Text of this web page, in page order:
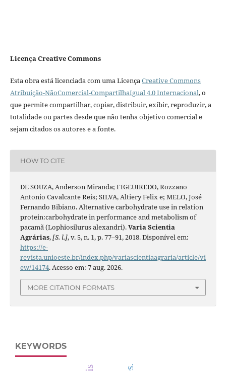
Licença Creative Commons
Esta obra está licenciada com uma LicençaCreative Commons
Atribuição-NãoComercial-CompartilhaIgual 4.0 Internacional, o
que permite compartilhar, copiar, distribuir, exibir, reproduzir, a
totalidade ou partes desde que não tenha objetivo comercial e
sejam citados os autores e a fonte.
HOW TO CITE
DE SOUZA, Anderson Miranda; FIGEUIREDO, Rozzano
Antonio Cavalcante Reis; SILVA, Altiery Felix e; MELO, José
Fernando Bibiano. Alternative carbohydrate use in relation
protein:carbohydrate in performance and metabolism of
pacamã (Lophiosilurus alexandri).Varia Scientia
Agrárias,[S. l.], v. 5, n. 1, p. 77–91, 2018. Disponível em:
https://e-
revista.unioeste.br/index.php/variascientiaagraria/article/vi
ew/14174. Acesso em: 7 aug. 2026.
MORE CITATION FORMATS
KEYWORDS